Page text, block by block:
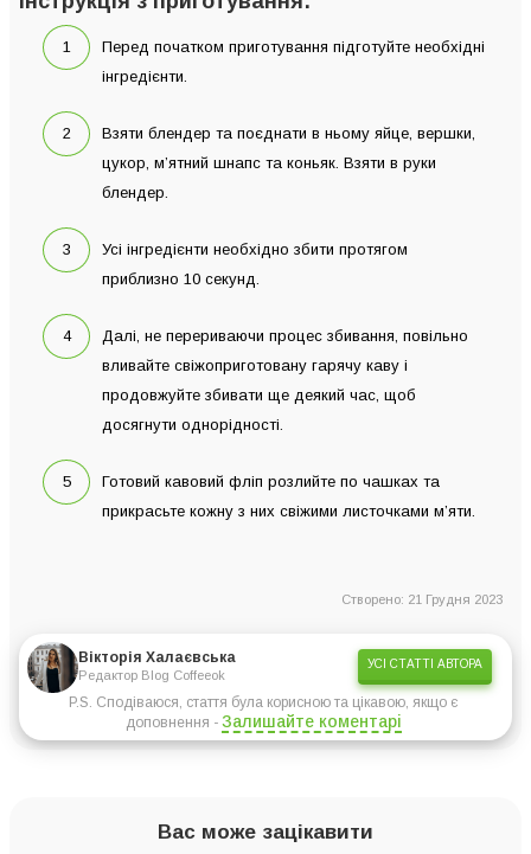
Перед початком приготування підготуйте необхідні
інгредієнти.
Взяти блендер та поєднати в ньому яйце, вершки,
цукор, м’ятний шнапс та коньяк. Взяти в руки
блендер.
Усі інгредієнти необхідно збити протягом
приблизно 10 секунд.
Далі, не перериваючи процес збивання, повільно
вливайте свіжоприготовану гарячу каву і
продовжуйте збивати ще деякий час, щоб
досягнути однорідності.
Готовий кавовий фліп розлийте по чашках та
прикрасьте кожну з них свіжими листочками м’яти.
Створено: 21 Грудня 2023
Вікторія Халаєвська
Редактор Blog Coffeeok
УСІ СТАТТІ АВТОРА
P.S. Сподіваюся, стаття була корисною та цікавою, якщо є
доповнення - Залишайте коментарі
Вас може зацікавити